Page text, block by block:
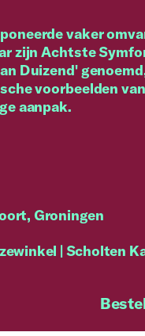
vaker
zijn Achtste
Duizend'
voorbeelden
aanpak.
Groningen
| Scholten